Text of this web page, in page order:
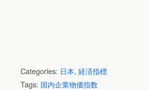
Categories: 日本, 経済指標
Tags: 国内企業物価指数